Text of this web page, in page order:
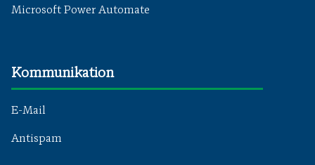
Microsoft Power Automate
Kommunikation
E-Mail
Antispam